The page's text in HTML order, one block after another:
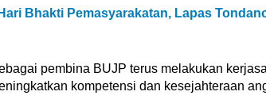
Bhakti Pemasyarakatan, Lapas
pembina BUJP terus melakukan
kompetensi dan kesejahteraan